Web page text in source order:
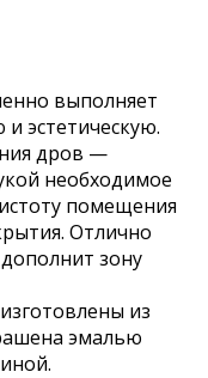
выполняет
эстетическую.
дров —
необходимое
помещения
Отлично
зону
из
эмалью